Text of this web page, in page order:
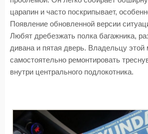
царапин и часто поскрипывает,
Появление обновленной версии
Любят дребезжать полка багажника,
дивана и пятая дверь. Владельцу
самостоятельно ремонтировать
внутри центрального подлокотника.